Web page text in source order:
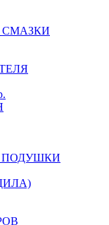
ПОДУШКИ